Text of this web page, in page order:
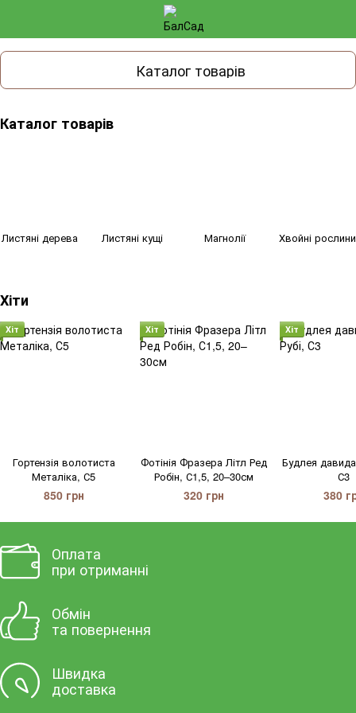
Каталог товарів
Каталог товарів
Листяні дерева Листяні кущі Магнолії Хвойні рослини
Хіти
Хіт
Гортензія волотиста
Металіка, С5
850 грн
Хіт
Фотінія Фразера Літл Ред
Робін, С1,5, 20–30см
320 грн
Хіт
Будлея давида
С3
380
Оплата
при отриманні
Обмін
та повернення
Швидка
доставка